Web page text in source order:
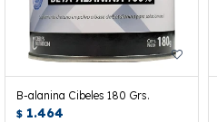
B-alanina Cibeles 180 Grs.
$ 1.464